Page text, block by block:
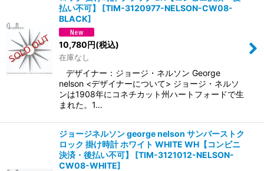
払い不可】
[TIM-3120977-NELSON-CW08-
BLACK]
10,780円(税込)
在庫なし
デザイナー：ジョージ・ネルソン George
nelson <デザイナーについて> ジョージ・ネルソ
ンは1908年にコネチカット州ハートフォードで生
まれた。1…
ジョージネルソン george nelson サンバーストク
ロック 掛け時計 ホワイト WHITE WH【コンビニ
決済・後払い不可】
[TIM-3121012-NELSON-
CW08-WHITE]